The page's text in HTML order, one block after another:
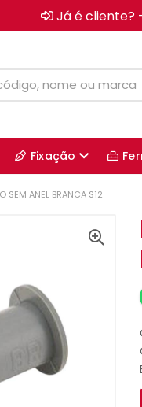
Já é cliente?
Fixação
SEM ANEL BRANCA S12